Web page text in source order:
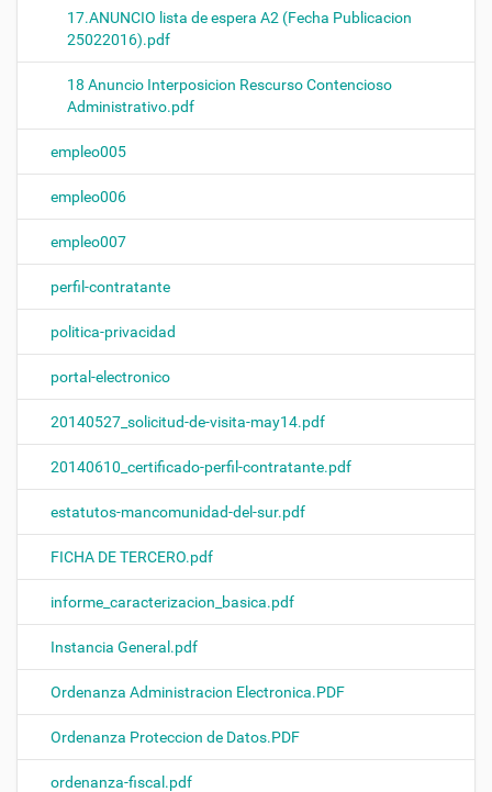
17.ANUNCIO lista de espera A2 (Fecha Publicacion
25022016).pdf
18 Anuncio Interposicion Rescurso Contencioso
Administrativo.pdf
empleo005
empleo006
empleo007
perfil-contratante
politica-privacidad
portal-electronico
20140527_solicitud-de-visita-may14.pdf
20140610_certificado-perfil-contratante.pdf
estatutos-mancomunidad-del-sur.pdf
FICHA DE TERCERO.pdf
informe_caracterizacion_basica.pdf
Instancia General.pdf
Ordenanza Administracion Electronica.PDF
Ordenanza Proteccion de Datos.PDF
ordenanza-fiscal.pdf